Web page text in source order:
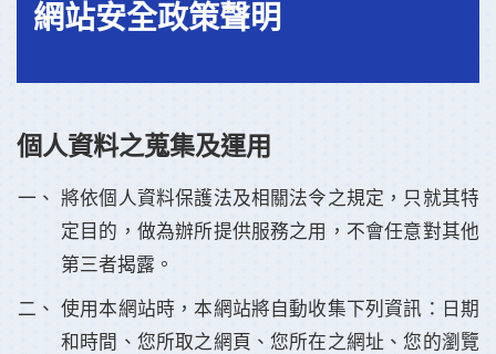
網站安全政策聲明
個人資料之蒐集及運用
將依個人資料保護法及相關法令之規定，只就其特
定目的，做為辦所提供服務之用，不會任意對其他
第三者揭露。
使用本網站時，本網站將自動收集下列資訊：日期
和時間、您所取之網頁、您所在之網址、您的瀏覽